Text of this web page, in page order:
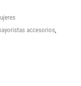
accesorios